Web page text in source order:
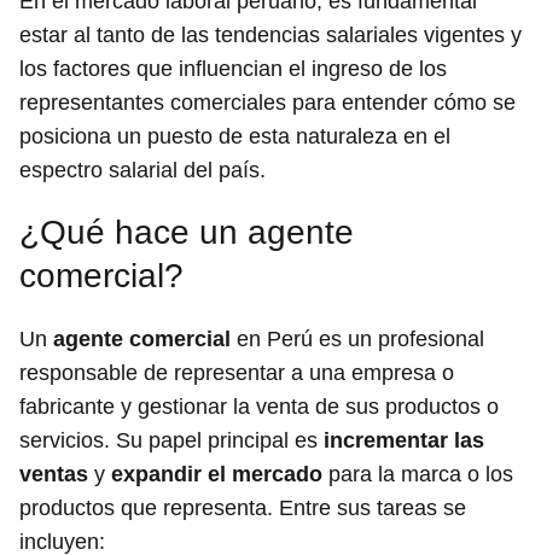
estar al tanto de las tendencias salariales vigentes y
los factores que influencian el ingreso de los
representantes comerciales para entender cómo se
posiciona un puesto de esta naturaleza en el
espectro salarial del país.
¿Qué hace un agente
comercial?
Un agente comercial en Perú es un profesional
responsable de representar a una empresa o
fabricante y gestionar la venta de sus productos o
servicios. Su papel principal es incrementar las
ventas y expandir el mercado para la marca o los
productos que representa. Entre sus tareas se
incluyen: